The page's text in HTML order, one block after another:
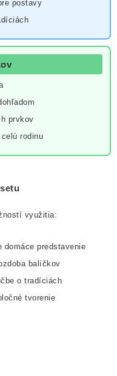
postavy
prvkov
rodinu
využitia:
domáce predstavenie
balíčkov
o tradíciách
tvorenie